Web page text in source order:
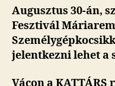
Augusztus 30-án,
Fesztivál
jelentkezni lehet a